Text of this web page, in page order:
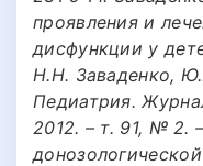
проявления и
дисфункции у
Н.Н. Заваденко,
Педиатрия.
2012. – т. 91, № 2.